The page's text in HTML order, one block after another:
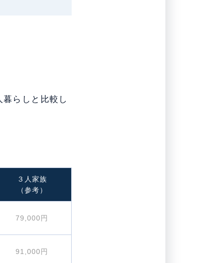
らしと比較し
３人家族
（参考）
79,000円
91,000円